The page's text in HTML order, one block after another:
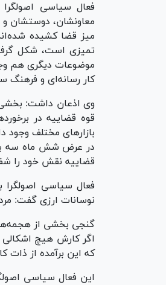
فعال سیاسی اصولگرا
معاونشان، دوستشان و
میز قضا کشیده
تمیزی است، شکل
موضوعات دیگری هم
کار رسانه‌ای و فرهنگ
وی اذعان داشت: بخشی
قوه قضاییه در
بازار‌های مختلف
در عرض شش ماه سه
قضاییه نقش خود را
فعال سیاسی
نوسانات ارزی گفت:
گنجی بخشی از هجمه‌ها
اگر کارش هیچ اشکالی
که این برآمده از ذات
این فعال سیاسی